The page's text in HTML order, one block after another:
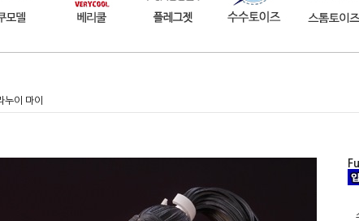
이 마이